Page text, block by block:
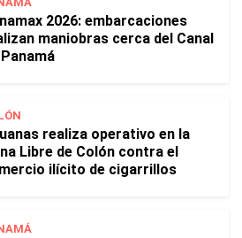
2026: embarcaciones
maniobras cerca del Canal
realiza operativo en la
Libre de Colón contra el
ilícito de cigarrillos